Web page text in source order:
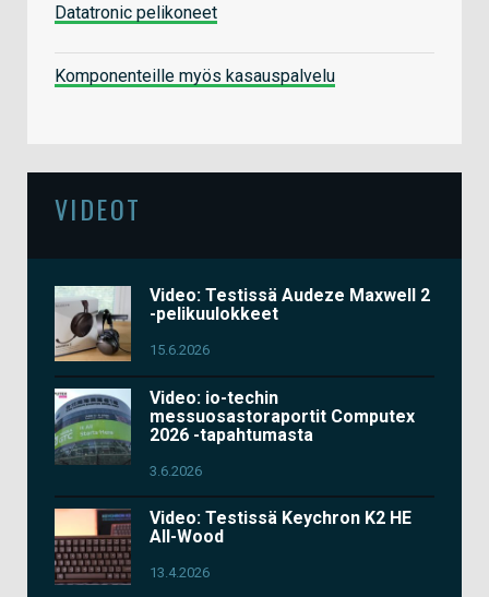
Datatronic pelikoneet
Komponenteille myös kasauspalvelu
VIDEOT
Video: Testissä Audeze Maxwell 2
-pelikuulokkeet
15.6.2026
Video: io-techin
messuosastoraportit Computex
2026 -tapahtumasta
3.6.2026
Video: Testissä Keychron K2 HE
All-Wood
13.4.2026